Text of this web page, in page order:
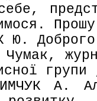
Доброго
А. Алла